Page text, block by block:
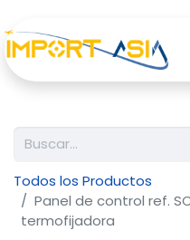
Todos los Productos
Panel de control ref.
termofijadora